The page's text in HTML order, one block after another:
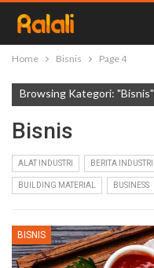
Home Bisnis Page 4
Browsing Kategori: "Bisnis"
Bisnis
ALAT INDUSTRI BERITA INDUSTRI
BUILDING MATERIAL BUSINESS
BISNIS